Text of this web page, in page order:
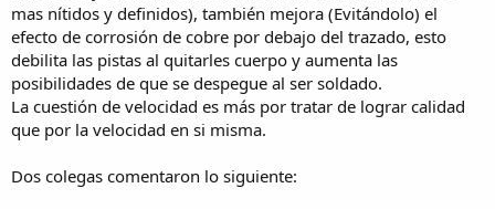
mas nítidos y definidos), también mejora (Evitándolo) el
efecto de corrosión de cobre por debajo del trazado, esto
debilita las pistas al quitarles cuerpo y aumenta las
posibilidades de que se despegue al ser soldado.
La cuestión de velocidad es más por tratar de lograr calidad
que por la velocidad en si misma.
Dos colegas comentaron lo siguiente: